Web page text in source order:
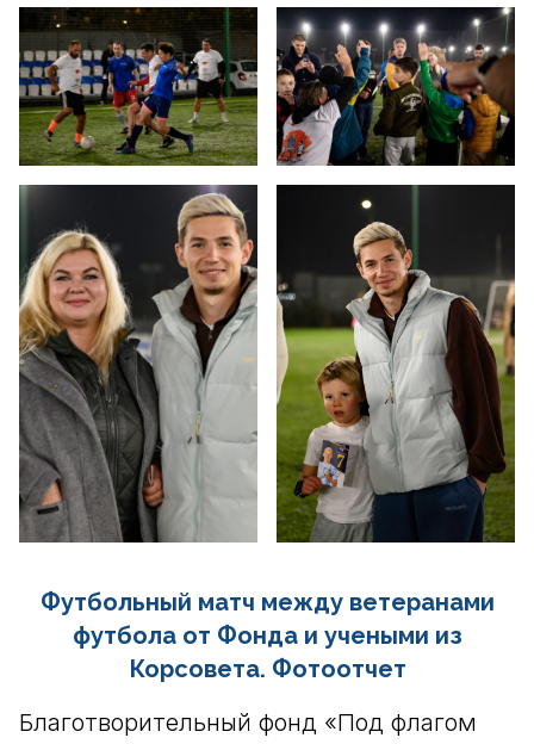
Футбольный матч между ветеранами
футбола от Фонда и учеными из
Корсовета. Фотоотчет
Благотворительный фонд «Под флагом